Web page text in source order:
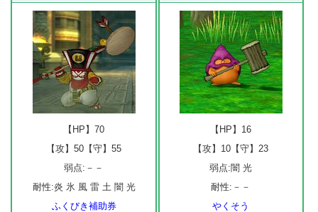
【HP】70
【攻】50【守】55
弱点:－－
耐性:炎 氷 風 雷 土 闇 光
ふくびき補助券
【HP】16
【攻】10【守】23
弱点:闇 光
耐性:－－
やくそう